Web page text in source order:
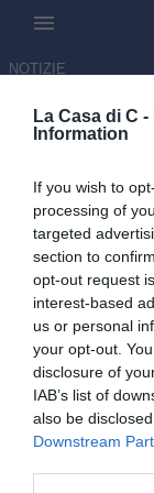
La Casa di C -
Information
If you wish to
processing of
targeted
section to
opt-out request
interest-based
us or personal
your opt-out.
disclosure of
IAB’s list of
also be
Downstream
NOTIZIE
Drigo
02.07.2026 09:30
L'arbitro veneto ha
tra Ascoli e Union